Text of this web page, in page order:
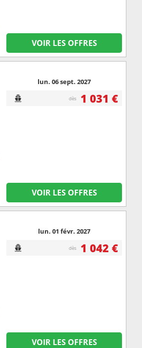
VOIR LES OFFRES
lun. 06 sept. 2027
dès 1 031 €
VOIR LES OFFRES
lun. 01 févr. 2027
dès 1 042 €
VOIR LES OFFRES